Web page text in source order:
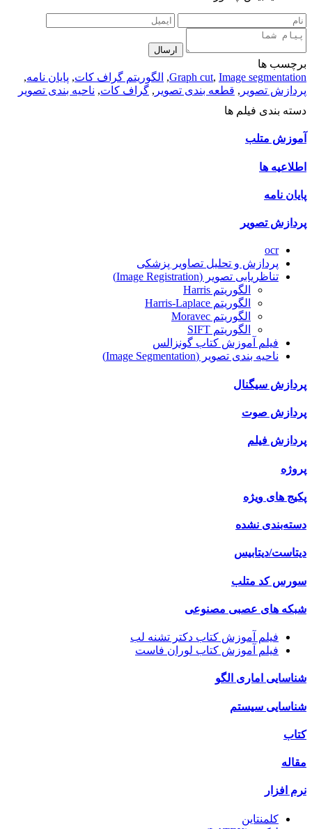
ارسال
برچسب ها
Graph cut, Image segmentation
, الگوریتم گراف کات, پایان نامه,
پردازش تصویر , قطعه بندی تصویر , گراف کات, ناحیه بندی تصویر
دسته بندی فیلم ها
آموزش متلب
اطلاعیه ها
پایان نامه
پردازش تصویر
ocr
پردازش و تحلیل تصاویر پزشکی
تناظریابی تصویر (Image Registration)
الگوریتم Harris
الگوریتم Harris-Laplace
الگوریتم Moravec
الگوریتم SIFT
فیلم آموزش کتاب گونزالس
ناحیه بندی تصویر (Image Segmentation)
پردازش سیگنال
پردازش صوت
پردازش فیلم
پروژه
پکیج های ویژه
دسته‌بندی نشده
دیتاست/دیتابیس
سورس کد متلب
شبکه های عصبی مصنوعی
فیلم آموزش کتاب دکتر تشنه لب
فیلم آموزش کتاب لوران فاست
شناسایی اماری الگو
شناسایی سیستم
کتاب
مقاله
نرم افزار
کلمنتاین